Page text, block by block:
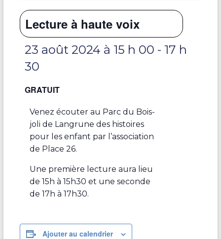
Lecture à haute voix
23 août 2024 à 15 h 00 - 17 h
30
GRATUIT
Venez écouter au Parc du Bois-
joli de Langrune des histoires
pour les enfant par l’association
de Place 26.
Une première lecture aura lieu
de 15h à 15h30 et une seconde
de 17h à 17h30.
Ajouter au calendrier